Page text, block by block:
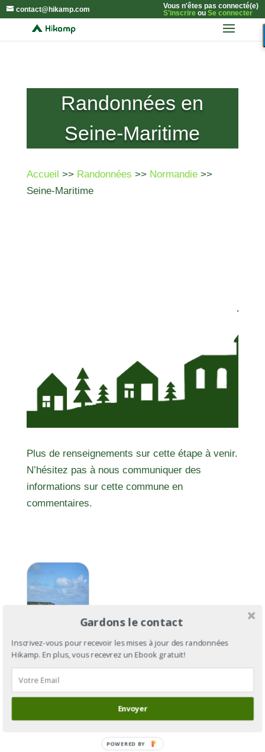
contact@hikamp.com
Vous n'êtes pas connecté(e)
S'inscrireou Se connecter
Randonnées en
Seine-Maritime
Accueil >> Randonnées >> Normandie>>
Seine-Maritime
Plus de renseignements sur cette étape à venir.
N’hésitez pas à nous communiquer des
informations sur cette commune en
commentaires.
GR®21 :
du Havre
Gardons le contact
Inscrivez-vous pour recevoir les mises à jour des randonnées
Hikamp. En plus, vous recevrez un Ebook gratuit!
Envoyer
POWERED BY